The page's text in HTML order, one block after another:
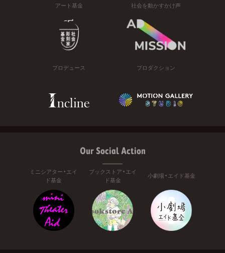
アート基金 社会を動かすかけ声
プロデュース プロダクション
Our Social Action
ミニシアター・エイ
ド基金
ブックストア・エイ
ド基金
小劇場・エイド基金